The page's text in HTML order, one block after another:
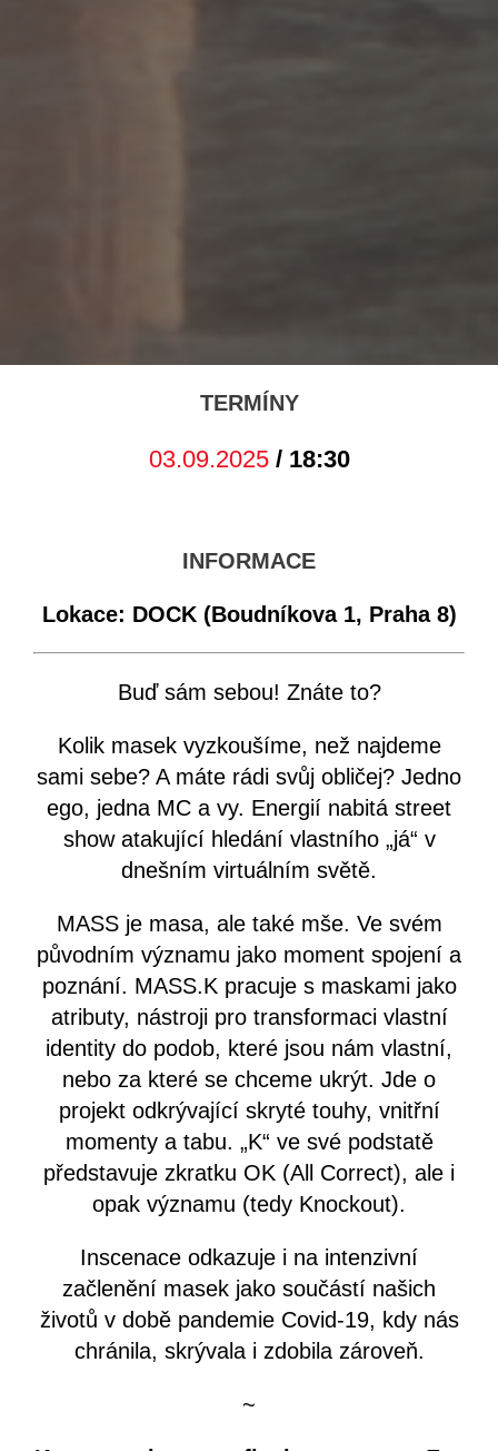
TERMÍNY
03.09.2025/ 18:30
INFORMACE
Lokace: DOCK (Boudníkova 1, Praha 8)
Buď sám sebou! Znáte to?
Kolik masek vyzkoušíme, než najdeme
sami sebe? A máte rádi svůj obličej? Jedno
ego, jedna MC a vy. Energií nabitá street
show atakující hledání vlastního „já“ v
dnešním virtuálním světě.
MASS je masa, ale také mše. Ve svém
původním významu jako moment spojení a
poznání. MASS.K pracuje s maskami jako
atributy, nástroji pro transformaci vlastní
identity do podob, které jsou nám vlastní,
nebo za které se chceme ukrýt. Jde o
projekt odkrývající skryté touhy, vnitřní
momenty a tabu. „K“ ve své podstatě
představuje zkratku OK (All Correct), ale i
opak významu (tedy Knockout).
Inscenace odkazuje i na intenzivní
začlenění masek jako součástí našich
životů v době pandemie Covid-19, kdy nás
chránila, skrývala i zdobila zároveň.
~